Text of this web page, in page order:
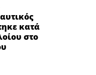
κατά
στο